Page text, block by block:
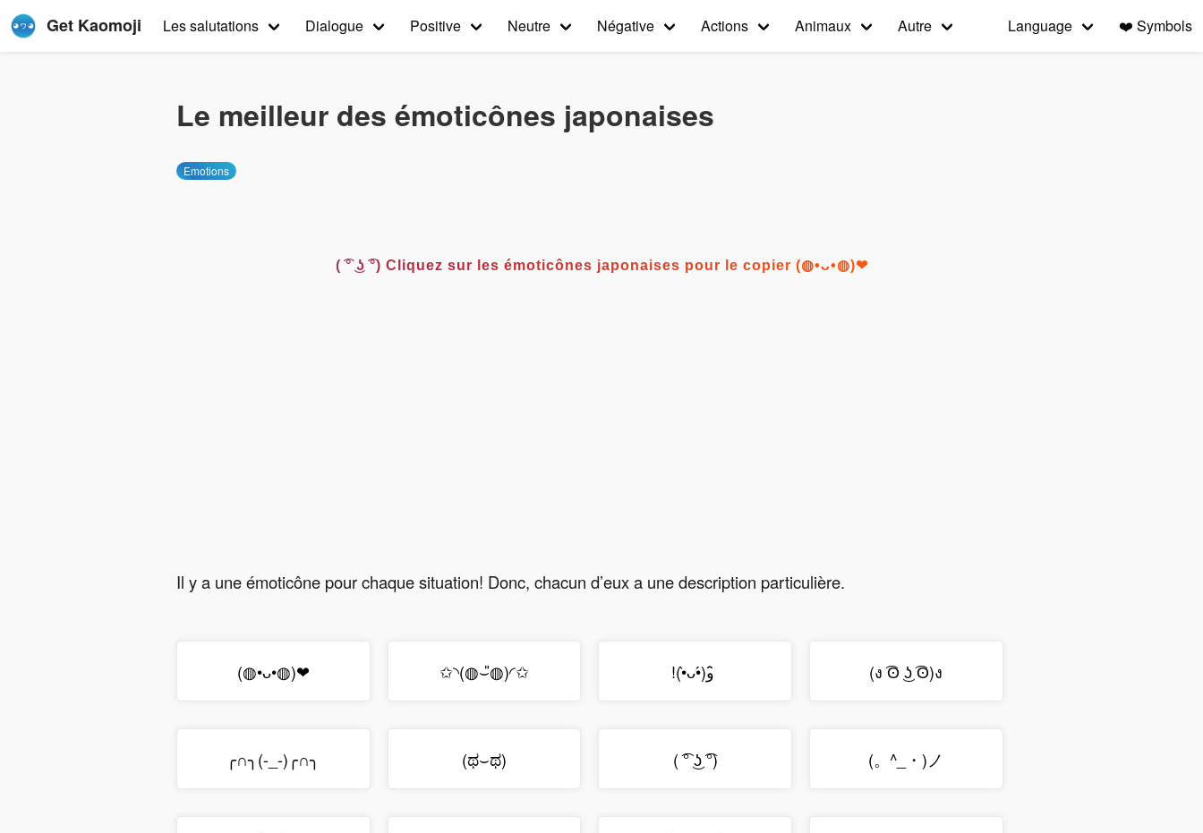
Get Kaomoji Les salutations Dialogue Positive Neutre Négative Actions Animaux Autre Language ❤️ Symbols
Le meilleur des émoticônes japonaises
Emotions
( ͡° ͜ʖ ͡°) Cliquez sur les émoticônes japonaises pour le copier (◍•ᴗ•◍)❤
Il y a une émoticône pour chaque situation! Donc, chacun d’eux a une description particulière.
(◍•ᴗ•◍)❤ ✩◝(◍⌣̎◍)◜✩ (ง ͡ʘ ͜ʖ ͡ʘ)ง
╭∩╮(-_-)╭∩╮ (ಥ⌣ಥ) ( ͡° ͜ʖ ͡°) (。^_・)ノ